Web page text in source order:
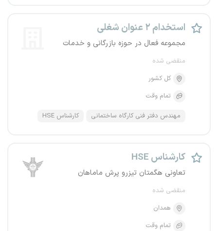
استخدام ۲ عنوان شغلی
مجموعه فعال در حوزه بازرگانی و خدمات
منقضی شده
کل کشور
تمام وقت
مهندس دفتر فنی کارگاه ساختمانی کارشناس HSE
کارشناس HSE
تعاونی هگمتان تیزرو پرش ماماهان
منقضی شده
همدان
تمام وقت